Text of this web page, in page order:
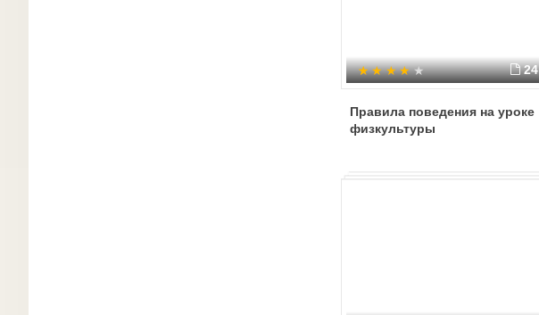
24
Правила поведения на уроке
физкультуры